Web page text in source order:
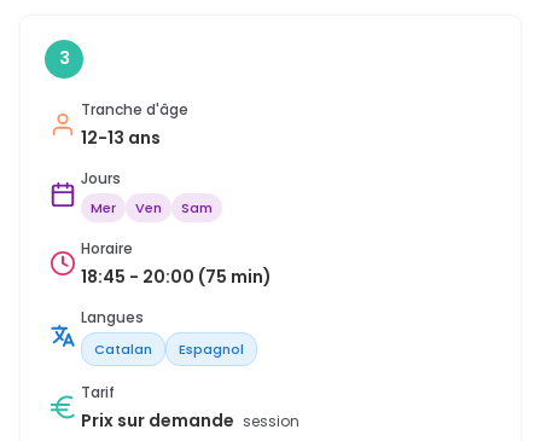
3
Tranche d'âge
12-13 ans
Jours
Mer Ven Sam
Horaire
18:45 - 20:00 (75 min)
Langues
Catalan Espagnol
Tarif
Prix sur demande session